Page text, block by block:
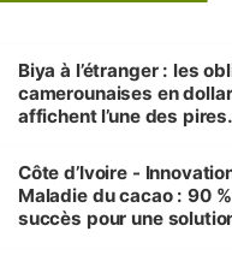
Biya à l’étranger : les
camerounaises en
affichent l’une des pires
Côte d’Ivoire -
Maladie du cacao : 90
succès pour une